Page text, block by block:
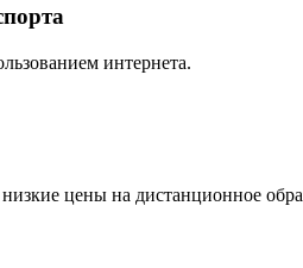
интернета.
цены на дистанционное